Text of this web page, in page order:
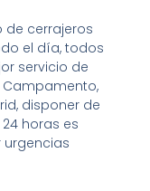
de cerrajeros
el día, todos
servicio de
disponer de
horas es